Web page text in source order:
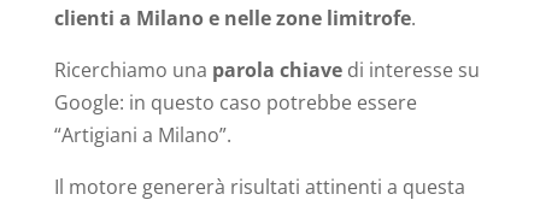
clienti a Milano e nelle zone limitrofe.
Ricerchiamo una parola chiavedi interesse su
Google: in questo caso potrebbe essere
“Artigiani a Milano”.
Il motore genererà risultati attinenti a questa